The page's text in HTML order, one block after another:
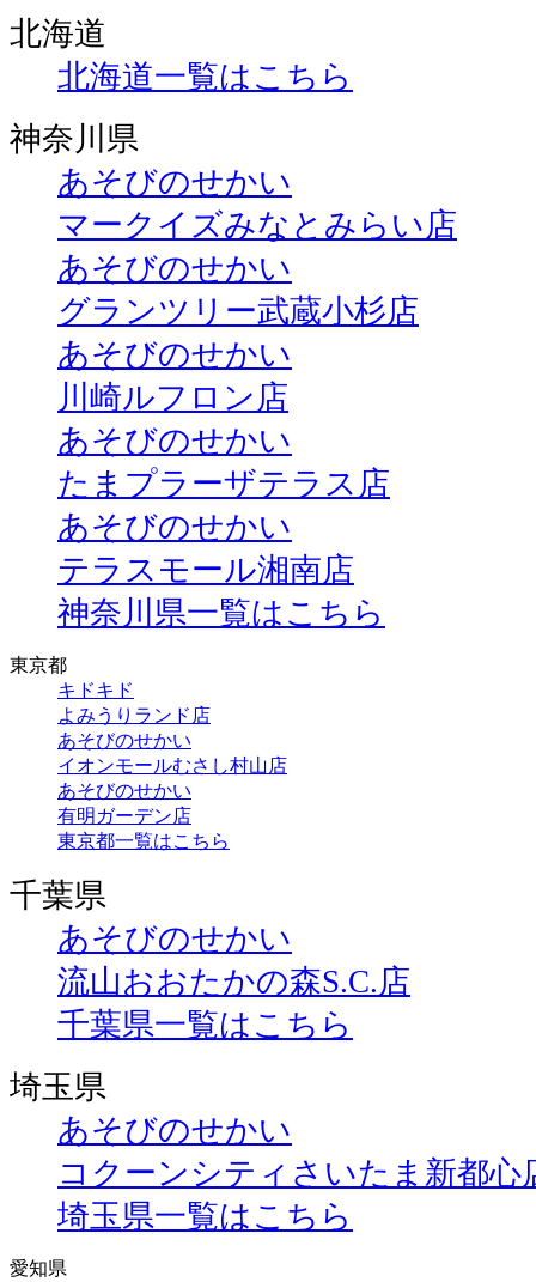
北海道
北海道一覧はこちら
神奈川県
あそびのせかい
マークイズみなとみらい店
あそびのせかい
グランツリー武蔵小杉店
あそびのせかい
川崎ルフロン店
あそびのせかい
たまプラーザテラス店
あそびのせかい
テラスモール湘南店
神奈川県一覧はこちら
東京都
キドキド
よみうりランド店
あそびのせかい
イオンモールむさし村山店
あそびのせかい
有明ガーデン店
東京都一覧はこちら
千葉県
あそびのせかい
流山おおたかの森S.C.店
千葉県一覧はこちら
埼玉県
あそびのせかい
コクーンシティさいたま新都心
埼玉県一覧はこちら
愛知県